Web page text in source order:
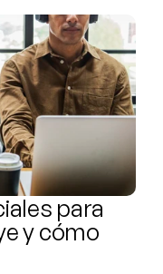
para
y cómo